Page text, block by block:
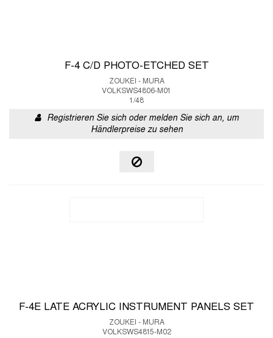
F-4 C/D PHOTO-ETCHED SET
ZOUKEI - MURA
VOLKSWS4806-M01
1/48
Registrieren Sie sich oder melden Sie sich an, um
Händlerpreise zu sehen
F-4E LATE ACRYLIC INSTRUMENT PANELS SET
ZOUKEI - MURA
VOLKSWS4815-M02